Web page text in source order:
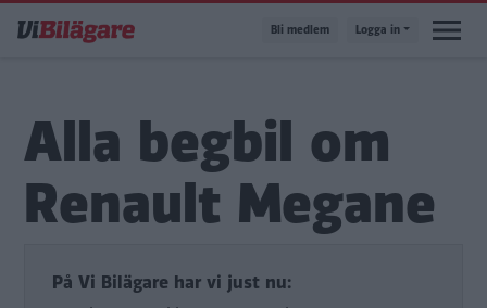
till
Bli medlem Logga in
Alla begbil om
Renault Megane
På Vi Bilägare har vi just nu: